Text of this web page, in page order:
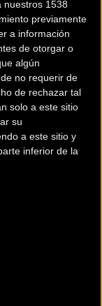
nuestros 1538
previamente
a información
de otorgar o
algún
no requerir de
de rechazar tal
solo a este sitio
su
a este sitio y
inferior de la
© 1987–2026 HERE
200 km
hacerte tienda
.